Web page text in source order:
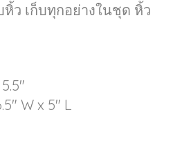
ว เก็บทุกอย่างในชุด หิ้ว
W x 5" L